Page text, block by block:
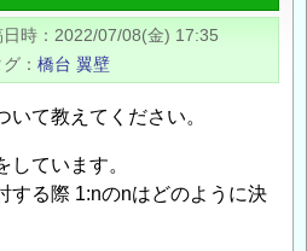
日時
2022/07/08(金) 17:35
グ 橋台 翼壁
いて教えてください。
しています。
する際 1:nのnはどのように決